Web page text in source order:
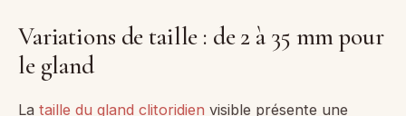
Variations de taille : de 2 à 35 mm pour
le gland
La taille du gland clitoridien visible présente une